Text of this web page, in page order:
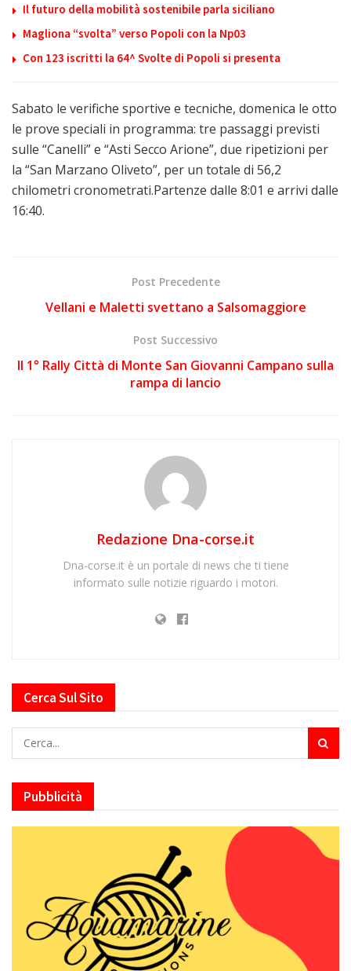
Il futuro della mobilità sostenibile parla siciliano
Magliona “svolta” verso Popoli con la Np03
Con 123 iscritti la 64^ Svolte di Popoli si presenta
Sabato le verifiche sportive e tecniche, domenica le otto
le prove speciali in programma: tre passaggi previsti
sulle “Canelli” e “Asti Secco Arione”, due ripetizioni per
la “San Marzano Oliveto”, per un totale di 56,2
chilometri cronometrati.Partenze dalle 8:01 e arrivi dalle
16:40.
Post Precedente
Vellani e Maletti svettano a Salsomaggiore
Post Successivo
Il 1° Rally Città di Monte San Giovanni Campano sulla
rampa di lancio
Redazione Dna-corse.it
Dna-corse.it è un portale di news che ti tiene
informato sulle notizie riguardo i motori.
Cerca Sul Sito
Pubblicità